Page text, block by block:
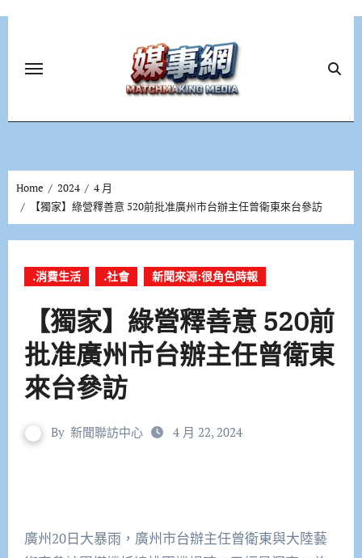
Home 2024
4 月
【獨家】綠營釋善意 520前批准廣州市台辦主任曾衛東來台參訪
.消費生活 .社會 新聞來源:很角色時報
【獨家】綠營釋善意 520前
批准廣州市台辦主任曾衛東
來台參訪
By 新聞聯訪中心 4 月 22, 2024
廣州20日大暴雨，廣州市台辦主任曾衛東與大陸藝